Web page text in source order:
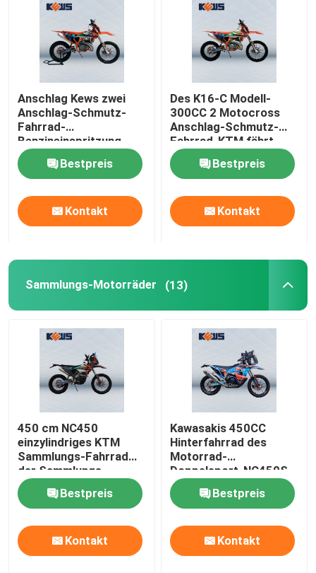
Über uns
Fabrik-Ausflug
Qualitätskontrolle
Treten Sie mit uns in Verbindung
Anschlag Kews zwei
Anschlag-Schmutz-
Fahrrad-
Benzineinspritzung
Enduro-Motorrad-EFI
2
Bestpreis
Kontakt
Des K16-C Modell-
300CC 2 Motocross
Anschlag-Schmutz-
Fahrrad-KTM fährt
ODM rad
Bestpreis
Kontakt
Sammlungs-Motorräder (13)
450 cm NC450
einzylindriges KTM
Sammlungs-Fahrrad
der Sammlungs-
Motorrad-
Bestpreis
Kontakt
Kawasakis 450CC
Hinterfahrrad des
Motorrad-
Doppelsport-NC450S
450CC
Bestpreis
Kontakt